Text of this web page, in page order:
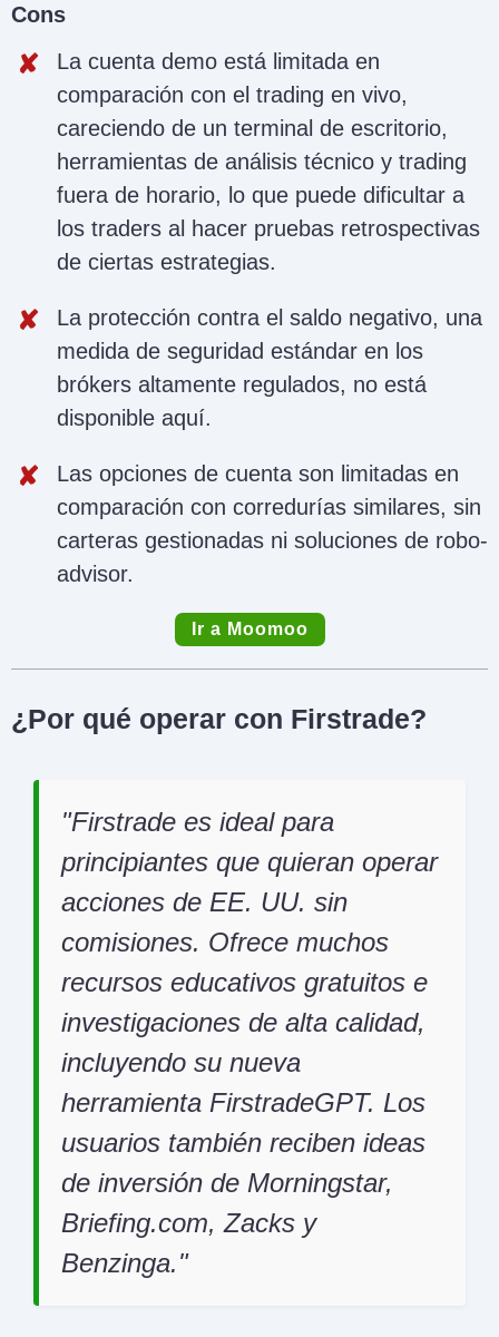
Cons
La cuenta demo está limitada en
comparación con el trading en vivo,
careciendo de un terminal de escritorio,
herramientas de análisis técnico y trading
fuera de horario, lo que puede dificultar a
los traders al hacer pruebas retrospectivas
de ciertas estrategias.
La protección contra el saldo negativo, una
medida de seguridad estándar en los
brókers altamente regulados, no está
disponible aquí.
Las opciones de cuenta son limitadas en
comparación con corredurías similares, sin
carteras gestionadas ni soluciones de robo-
advisor.
Ir a Moomoo
¿Por qué operar con Firstrade?
Firstrade es ideal para
principiantes que quieran operar
acciones de EE. UU. sin
comisiones. Ofrece muchos
recursos educativos gratuitos e
investigaciones de alta calidad,
incluyendo su nueva
herramienta FirstradeGPT. Los
usuarios también reciben ideas
de inversión de Morningstar,
Briefing.com, Zacks y
Benzinga.